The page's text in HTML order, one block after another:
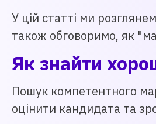
У цій статті ми
також обговоримо, як
Як знайти
Пошук компетентного
оцінити кандидата та